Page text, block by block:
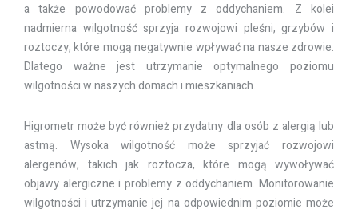
a także powodować problemy z oddychaniem. Z kolei
nadmierna wilgotność sprzyja rozwojowi pleśni, grzybów i
roztoczy, które mogą negatywnie wpływać na nasze zdrowie.
Dlatego ważne jest utrzymanie optymalnego poziomu
wilgotności w naszych domach i mieszkaniach.
Higrometr może być również przydatny dla osób z alergią lub
astmą. Wysoka wilgotność może sprzyjać rozwojowi
alergenów, takich jak roztocza, które mogą wywoływać
objawy alergiczne i problemy z oddychaniem. Monitorowanie
wilgotności i utrzymanie jej na odpowiednim poziomie może